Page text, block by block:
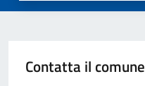
Contatta il comune